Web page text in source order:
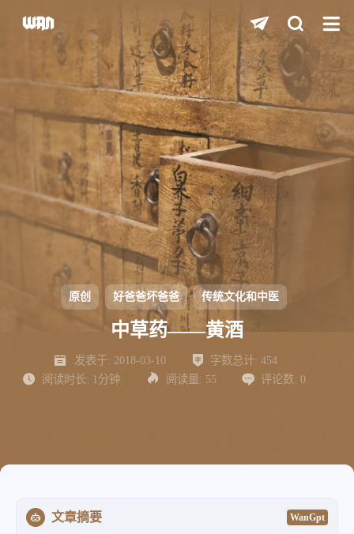
shift 关闭快捷键功能
打开中控台
M 播放/暂停音乐
shift D 深色/浅色显示模式
站内搜索
随机访问
H 返回首页
L 友链页面
原创 好爸爸坏爸爸 传统文化和中医
中草药——黄酒
发表于: 2018-03-10 字数总计: 454
阅读时长: 1分钟 阅读量: 55 评论数: 0
文章摘要 WanGpt